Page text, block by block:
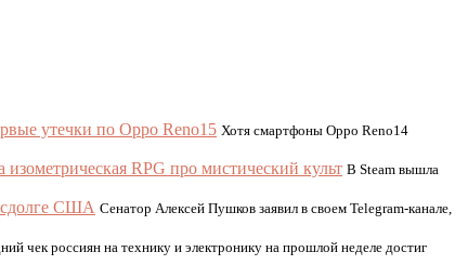
утечки по Oppo Reno15 Хотя смартфоны Oppo Reno14
RPG про мистический культ В Steam вышла
США Сенатор Алексей Пушков заявил в своем Telegram-канале,
чек россиян на технику и электронику на прошлой неделе достиг